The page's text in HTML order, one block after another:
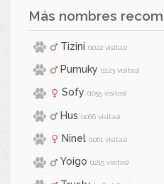
Más nombres
Tizini (1022 visitas)
Pumuky (1123 visitas)
Sofy (1055 visitas)
Hus (1066 visitas)
Ninel (1061 visitas)
Yoigo (1215 visitas)